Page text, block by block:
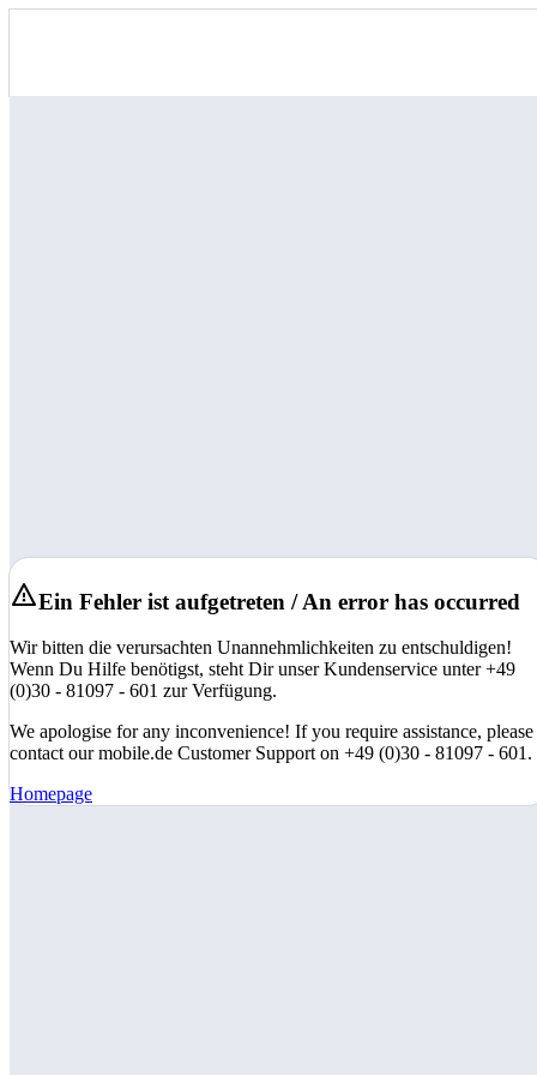
Ein Fehler ist aufgetreten / An error has occurred
Wir bitten die verursachten Unannehmlichkeiten zu entschuldigen!
Wenn Du Hilfe benötigst, steht Dir unser Kundenservice unter +49
(0)30 - 81097 - 601 zur Verfügung.
We apologise for any inconvenience! If you require assistance, please
contact our mobile.de Customer Support on +49 (0)30 - 81097 - 601.
Homepage